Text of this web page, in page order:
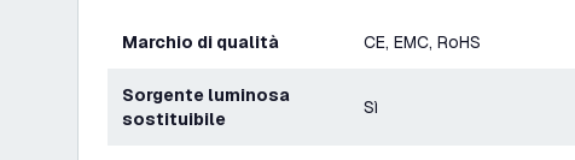
Marchio di qualità CE, EMC, RoHS
Sorgente luminosa
sostituibile
Sì